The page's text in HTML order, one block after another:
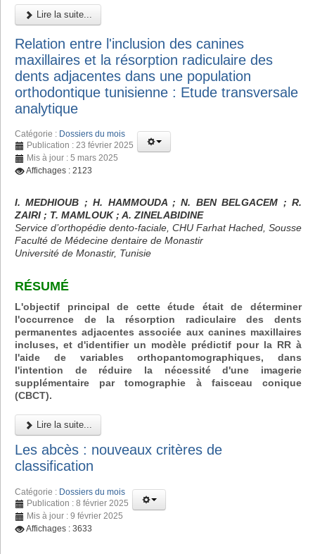
Lire la suite...
Relation entre l'inclusion des canines
maxillaires et la résorption radiculaire des
dents adjacentes dans une population
orthodontique tunisienne : Etude transversale
analytique
Catégorie : Dossiers du mois
Publication : 23 février 2025
Mis à jour : 5 mars 2025
Affichages : 2123
I. MEDHIOUB ; H. HAMMOUDA ; N. BEN BELGACEM ; R.
ZAIRI ; T. MAMLOUK ; A. ZINELABIDINE
Service d’orthopédie dento-faciale, CHU Farhat Hached, Sousse
Faculté de Médecine dentaire de Monastir
Université de Monastir, Tunisie
RÉSUMÉ
L'objectif principal de cette étude était de déterminer
l'occurrence de la résorption radiculaire des dents
permanentes adjacentes associée aux canines maxillaires
incluses, et d'identifier un modèle prédictif pour la RR à
l'aide de variables orthopantomographiques, dans
l'intention de réduire la nécessité d'une imagerie
supplémentaire par tomographie à faisceau conique
(CBCT).
Lire la suite...
Les abcès : nouveaux critères de
classification
Catégorie : Dossiers du mois
Publication : 8 février 2025
Mis à jour : 9 février 2025
Affichages : 3633